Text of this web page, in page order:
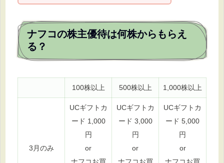
ナフコの株主優待は何株からもらえ
る？
100株以上 500株以上 1,000株以上
3月のみ
UCギフトカ
ード 1,000
円
or
UCギフトカ
ード 3,000
円
or
UCギフトカ
ード 5,000
円
or